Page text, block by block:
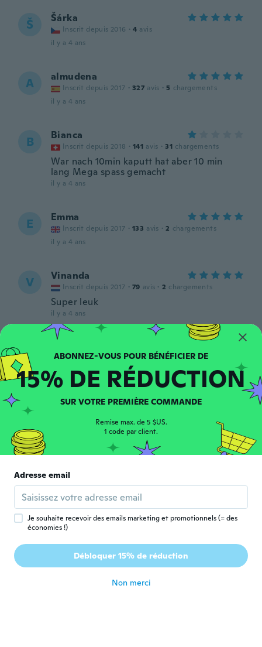
Š Šárka
Inscrit depuis 2016 · 4 avis
il y a 4 ans
A almudena
Inscrit depuis 2017 · 327 avis · 5 chargements
il y a 4 ans
B Bianca
Inscrit depuis 2018 · 141 avis · 31 chargements
War nach 10min kaputt hat aber 10 min
lang Mega spass gemacht
il y a 4 ans
E Emma
Inscrit depuis 2017 · 133 avis · 2 chargements
il y a 4 ans
V Vinanda
Inscrit depuis 2017 · 79 avis · 2 chargements
Super leuk
il y a 4 ans
A Inscrit depuis 2016 · 155 avis · 6 chargements
Génial
il y a 4 ans
Inscrit depuis 2019 · 53 avis
V Véronique
Inscrit depuis 2019 · 36 avis · 10 chargements
Super jouet, bonne qualité
Arnaud
Inscrit depuis 2020 · 6 avis
15% DE RÉDUCTION
SUR VOTRE PREMIÈRE COMMANDE
Remise max. de 5 $US.
1 code par client.
Adresse email
Je souhaite recevoir des emails marketing et promotionnels (= des
économies !)
Débloquer 15% de réduction
Non merci